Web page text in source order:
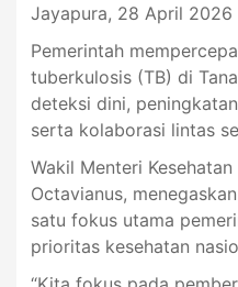
Jayapura, 28 April 2026
Pemerintah
tuberkulosis (TB) di
deteksi dini,
serta kolaborasi lintas
Wakil Menteri Kesehatan
Octavianus,
satu fokus utama
prioritas kesehatan